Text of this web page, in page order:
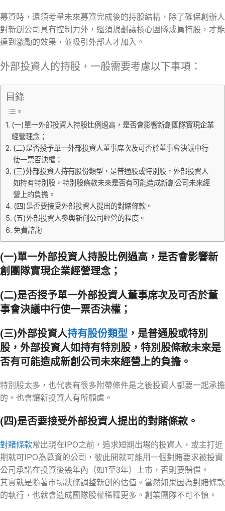
募資時，還須考量未來募資完成後的持股結構，除了確保創辦人
對新創公司具有控制力外，還須規劃讓核心團隊成員持股，才能
達到激勵的效果，並吸引外部人才加入。
外部投資人的持股，一般需要考慮以下事項：
目錄
(一)單一外部投資人持股比例過高，是否會影響新創團隊實現企業
經營理念；
(二)是否授予單一外部投資人董事席次及可否於董事會決議中行
使一票否決權；
(三)外部投資人持有股份類型，是普通股或特別股，外部投資人
如持有特別股，特別股條款未來是否有可能造成新創公司未來經
營上的負擔。
(四)是否要接受外部投資人提出的對賭條款。
(五)外部投資人參與新創公司經營的程度。
免費諮詢
(一)單一外部投資人持股比例過高，是否會影響新
創團隊實現企業經營理念；
(二)是否授予單一外部投資人董事席次及可否於董
事會決議中行使一票否決權 ；
(三)外部投資人持有股份類型 ，是普通股或特別
股，外部投資人如持有特別股，特別股條款未來是
否有可能造成新創公司未來經營上的負擔。
特別股太多，也代表有很多附帶條件是之後投資人都要一起承擔
的。也會讓新投資人有所顧慮。
(四)是否要接受外部投資人提出的對賭條款。
對賭條款常出現在IPO之前，追求短期出場的投資人，或主打近
期就可IPO為募資的公司，彼此間就可能用一個對賭要求被投資
公司承諾在投資後幾年內（如1至3年）上市，否則要賠償。
其實就是隨著市場狀條調整新創的估值。當然如果因為對賭條款
的執行，也就會造成團隊股權稀釋更多。創業團隊不可不慎。